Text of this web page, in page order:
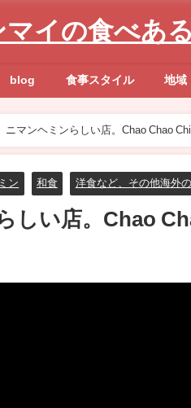
マイの食べあ
blog 食事スタイル 地域
ニマンヘミンらしい店。Chao Chao
ン 和食 洋食など、その他海外
しい店。Chao